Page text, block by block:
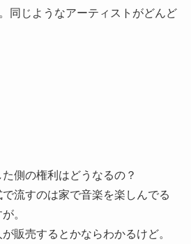
同じようなアーティストがどんど
側の権利はどうなるの？
流すのは家で音楽を楽しんでる
。
販売するとかならわかるけど。